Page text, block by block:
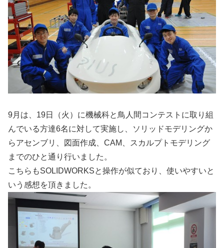
9月は、19日（火）に機械科と鳥人間コンテストに取り組
んでいる方達6名に対して実施し、ソリッドモデリングか
らアセンブリ、図面作成、CAM、スカルプトモデリング
までのひと通り行いました。
こちらもSOLIDWORKSと操作が似ており、使いやすいと
いう感想を頂きました。